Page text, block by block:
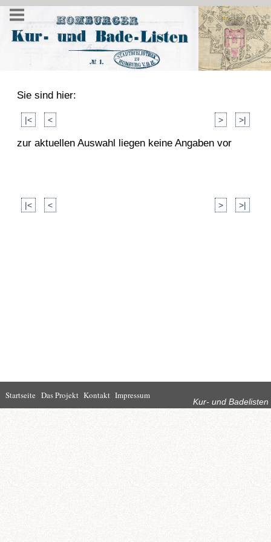
Sie sind hier:
|< < > >|
zur aktuellen Auswahl liegen keine Angaben vor
|< < > >|
Startseite
Leben in Bad
Homburg
Rathaus
Kultur Wirtschaft
Kur und
Tourismus
Kur- und Badelisten
Startseite Das Projekt Kontakt Impressum